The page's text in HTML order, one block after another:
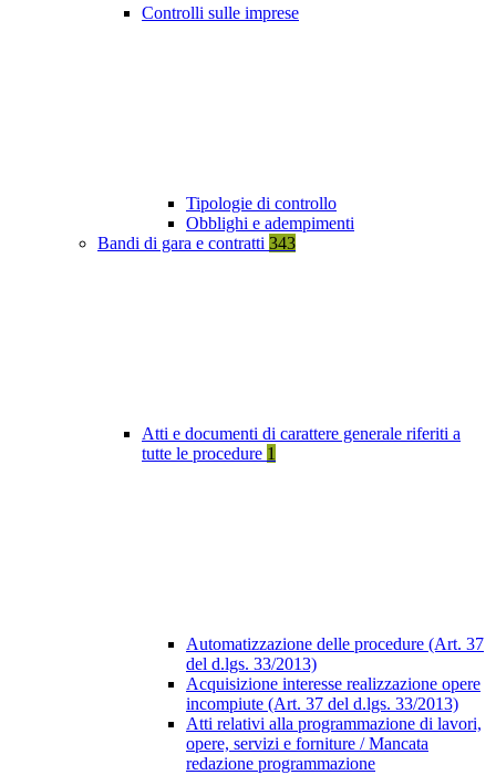
Controlli sulle imprese
Tipologie di controllo
Obblighi e adempimenti
Bandi di gara e contratti 343
Atti e documenti di carattere generale riferiti a
tutte le procedure 1
Automatizzazione delle procedure (Art. 37
del d.lgs. 33/2013)
Acquisizione interesse realizzazione opere
incompiute (Art. 37 del d.lgs. 33/2013)
Atti relativi alla programmazione di lavori,
opere, servizi e forniture / Mancata
redazione programmazione